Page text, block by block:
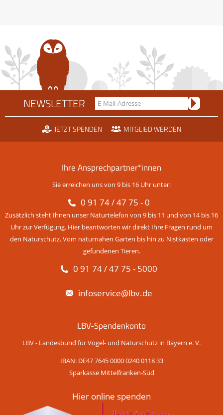
NEWSLETTER
JETZT SPENDEN MITGLIED WERDEN
Ihre Ansprechpartner*innen
Sie erreichen uns von 9 bis 16 Uhr unter:
0 91 74 / 47 75 - 0
Zusätzlich steht Ihnen unser Naturtelefon von 9 bis 11 und von 14 bis 16
Uhr zur Verfügung. Hier beantworten wir direkt Ihre Fragen rund um
den Naturschutz. Vom naturnahen Garten bis hin zu Nistkästen oder
gefundenen Tieren.
0 91 74 / 47 75 - 5000
infoservice@lbv.de
LBV-Spendenkonto
LBV - Landesbund für Vogel- und Naturschutz in Bayern e. V.
IBAN: DE47 7645 0000 0240 0118 33
Sparkasse Mittelfranken-Süd
Hier online spenden